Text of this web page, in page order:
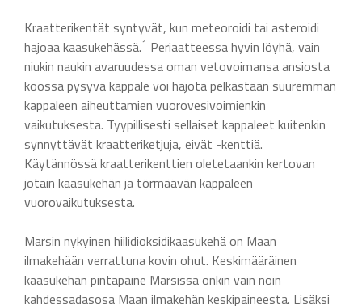
Kraatterikentät syntyvät, kun meteoroidi tai asteroidi
hajoaa kaasukehässä.1 Periaatteessa hyvin löyhä, vain
niukin naukin avaruudessa oman vetovoimansa ansiosta
koossa pysyvä kappale voi hajota pelkästään suuremman
kappaleen aiheuttamien vuorovesivoimienkin
vaikutuksesta. Tyypillisesti sellaiset kappaleet kuitenkin
synnyttävät kraatteriketjuja, eivät -kenttiä.
Käytännössä kraatterikenttien oletetaankin kertovan
jotain kaasukehän ja törmäävän kappaleen
vuorovaikutuksesta.
Marsin nykyinen hiilidioksidikaasukehä on Maan
ilmakehään verrattuna kovin ohut. Keskimääräinen
kaasukehän pintapaine Marsissa onkin vain noin
kahdessadasosa Maan ilmakehän keskipaineesta. Lisäksi